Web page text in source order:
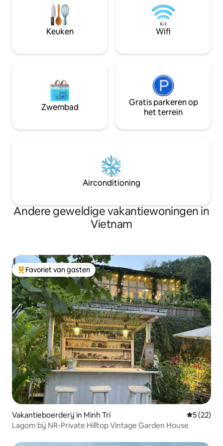
natuurlijke werkende leven van de
riviermensen vindt elke dag plaats direct
voor de villa Dicht bij de oude stad van
Hoi An: gemakkelijk om naar het
de historische bezienswaardigheden te
minuten van het
van de
villa is rustig, met
je je thuis voelt. Er zijn yogamatten
yogaan.
Keuken Wifi
Zwembad
Gratis parkeren op
het terrein
Airconditioning
Andere geweldige vakantiewoningen in
Vietnam
Topfavoriet van gasten
Favoriet van gasten
Vakantieboerderij in Minh Trí
5 (22)
Lagom bij NR-Private Hilltop Vintage Garden House